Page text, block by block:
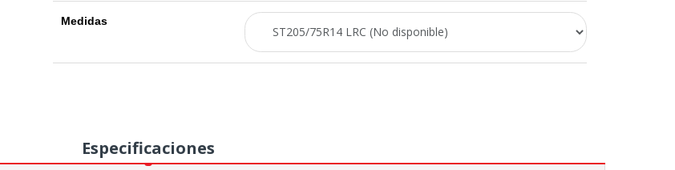
Medidas
Especificaciones